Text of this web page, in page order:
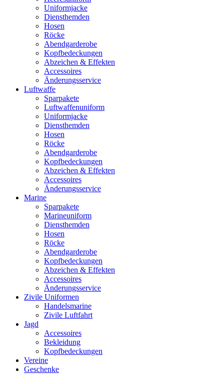
Uniformjacke
Diensthemden
Hosen
Röcke
Abendgarderobe
Kopfbedeckungen
Abzeichen & Effekten
Accessoires
Änderungsservice
Luftwaffe
Sparpakete
Luftwaffenuniform
Uniformjacke
Diensthemden
Hosen
Röcke
Abendgarderobe
Kopfbedeckungen
Abzeichen & Effekten
Accessoires
Änderungsservice
Marine
Sparpakete
Marineuniform
Diensthemden
Hosen
Röcke
Abendgarderobe
Kopfbedeckungen
Abzeichen & Effekten
Accessoires
Änderungsservice
Zivile Uniformen
Handelsmarine
Zivile Luftfahrt
Jagd
Accessoires
Bekleidung
Kopfbedeckungen
Vereine
Geschenke